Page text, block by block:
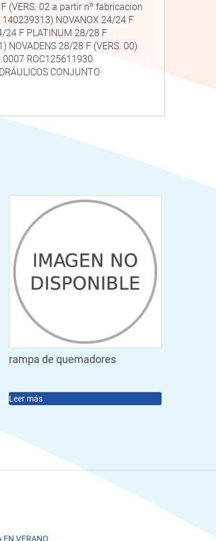
(VERS. 02 a partir nº fabricacion
140239313) NOVANOX 24/24 F
24 F PLATINUM 28/28 F
NOVADENS 28/28 F (VERS. 00)
ROC125611930
CONJUNTO
rampa de quemadores
Leer más
EN VERANO